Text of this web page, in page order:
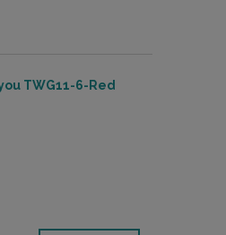
TWG11-6-Red